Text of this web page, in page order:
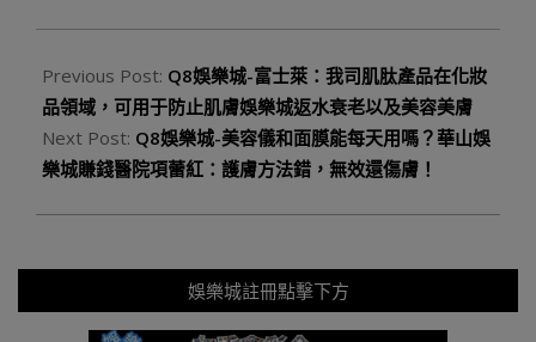
Previous Post: Q8娛樂城-富士萊：我司肌肽產品在化妝
品領域，可用于防止肌膚娛樂城返水衰老以及美容美膚
Next Post: Q8娛樂城-美容儀和面膜能每天用嗎？華山娛
樂城賺錢醫院項蕾紅：護膚方法錯，無效還傷膚！
娛樂城註冊點擊下方